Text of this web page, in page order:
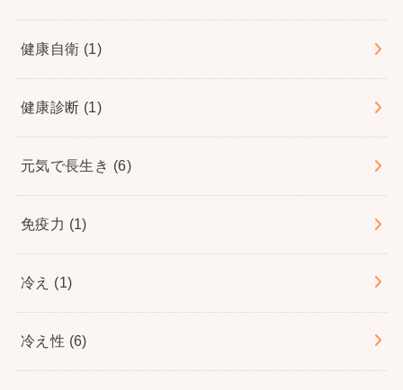
健康自衛 (1)
健康診断 (1)
元気で長生き (6)
免疫力 (1)
冷え (1)
冷え性 (6)